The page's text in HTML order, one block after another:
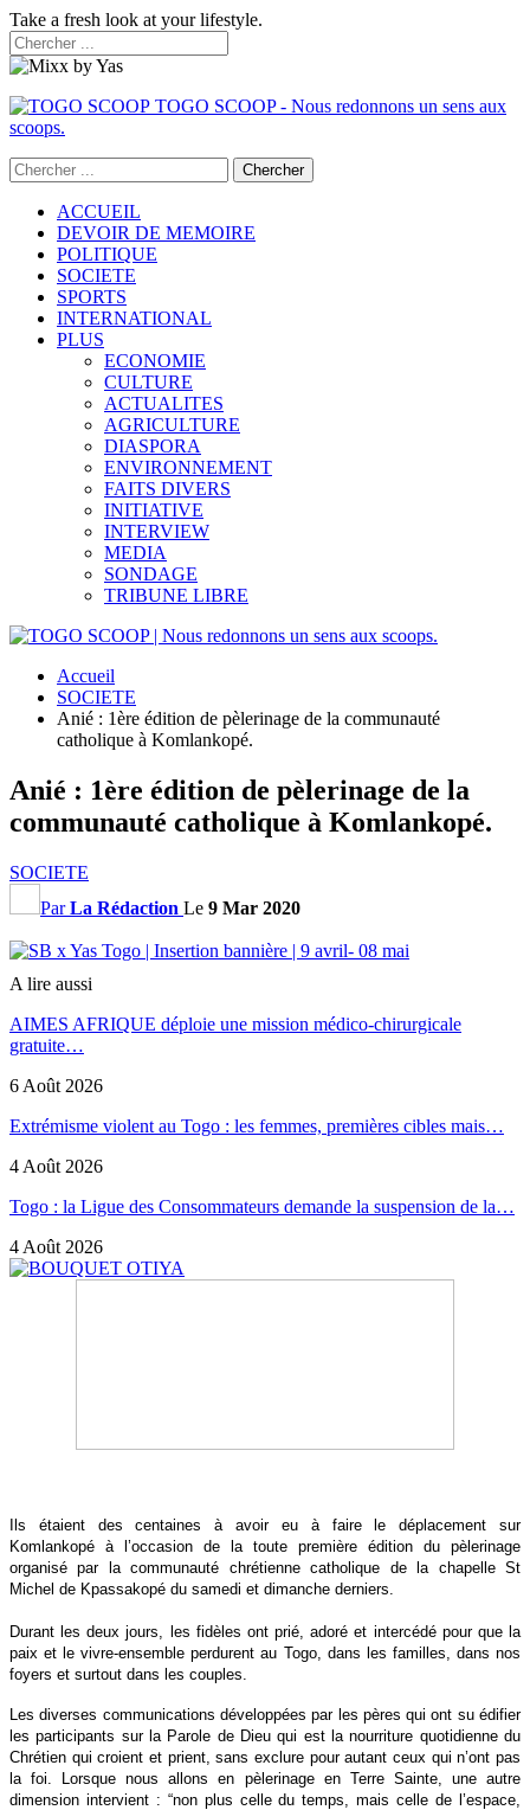
Take a fresh look at your lifestyle.
TOGO SCOOP - Nous redonnons un sens aux
scoops.
ACCUEIL
DEVOIR DE MEMOIRE
POLITIQUE
SOCIETE
SPORTS
INTERNATIONAL
PLUS
ECONOMIE
CULTURE
ACTUALITES
AGRICULTURE
DIASPORA
ENVIRONNEMENT
FAITS DIVERS
INITIATIVE
INTERVIEW
MEDIA
SONDAGE
TRIBUNE LIBRE
Accueil
SOCIETE
Anié : 1ère édition de pèlerinage de la communauté
catholique à Komlankopé.
Anié : 1ère édition de pèlerinage de la
communauté catholique à Komlankopé.
SOCIETE
ParLa Rédaction Le 9 Mar 2020
A lire aussi
AIMES AFRIQUE déploie une mission médico-chirurgicale
gratuite…
6 Août 2026
Extrémisme violent au Togo : les femmes, premières cibles mais…
4 Août 2026
Togo : la Ligue des Consommateurs demande la suspension de la…
4 Août 2026
Ils étaient des centaines à avoir eu à faire le déplacement sur
Komlankopé à l’occasion de la toute première édition du pèlerinage
organisé par la communauté chrétienne catholique de la chapelle St
Michel de Kpassakopé du samedi et dimanche derniers.
Durant les deux jours, les fidèles ont prié, adoré et intercédé pour que la
paix et le vivre-ensemble perdurent au Togo, dans les familles, dans nos
foyers et surtout dans les couples.
Les diverses communications développées par les pères qui ont su édifier
les participants sur la Parole de Dieu qui est la nourriture quotidienne du
Chrétien qui croient et prient, sans exclure pour autant ceux qui n’ont pas
la foi. Lorsque nous allons en pèlerinage en Terre Sainte, une autre
dimension intervient : “non plus celle du temps, mais celle de l’espace,